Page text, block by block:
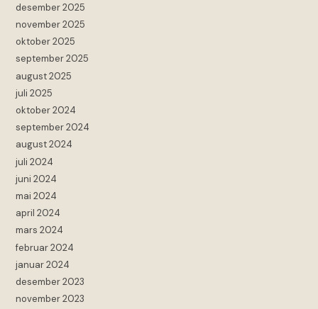
desember 2025
november 2025
oktober 2025
september 2025
august 2025
juli 2025
oktober 2024
september 2024
august 2024
juli 2024
juni 2024
mai 2024
april 2024
mars 2024
februar 2024
januar 2024
desember 2023
november 2023